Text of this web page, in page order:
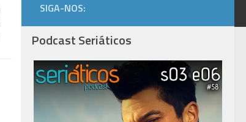
SIGA-NOS:
Podcast Seriáticos